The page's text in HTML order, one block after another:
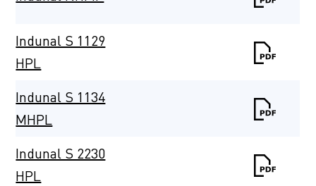
Indunal S 1129
HPL
Indunal S 1134
MHPL
Indunal S 2230
HPL